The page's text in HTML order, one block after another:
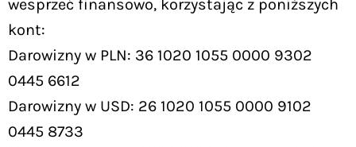
wesprzeć finansowo, korzystając z poniższych
kont:
Darowizny w PLN: 36 1020 1055 0000 9302
0445 6612
Darowizny w USD: 26 1020 1055 0000 9102
0445 8733